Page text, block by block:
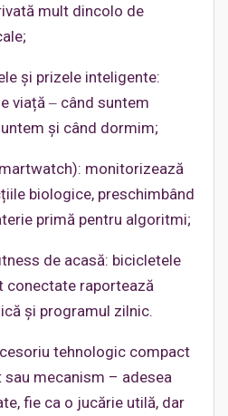
mult dincolo de
și prizele inteligente:
viață ‒ când suntem
și când dormim;
monitorizează
biologice, preschimbând
primă pentru algoritmi;
de acasă: bicicletele
conectate raportează
și programul zilnic.
tehnologic compact
sau mecanism – adesea
fie ca o jucărie utilă, dar